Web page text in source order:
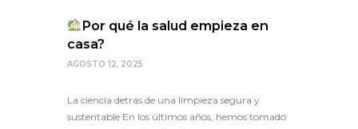
Por qué la salud empieza en
casa?
AGOSTO 12, 2025
La ciencia detrás de una limpieza segura y
sustentable En los últimos años, hemos tomado